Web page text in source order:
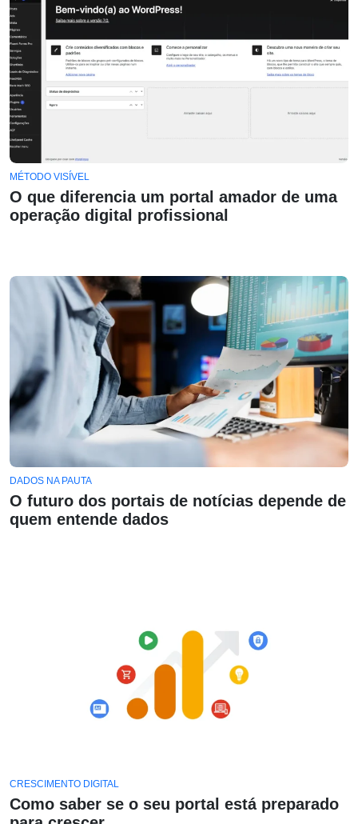
MÉTODO VISÍVEL
O que diferencia um portal amador de uma
operação digital profissional
DADOS NA PAUTA
O futuro dos portais de notícias depende de
quem entende dados
CRESCIMENTO DIGITAL
Como saber se o seu portal está preparado